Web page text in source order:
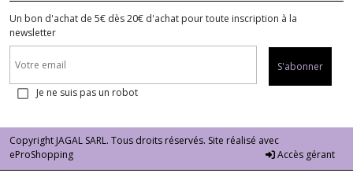
Un bon d'achat de 5€ dès 20€ d'achat pour toute inscription à la
newsletter
S'abonner
Je ne suis pas un robot
Copyright JAGAL SARL. Tous droits réservés. Site réalisé avec
eProShopping
Accès gérant